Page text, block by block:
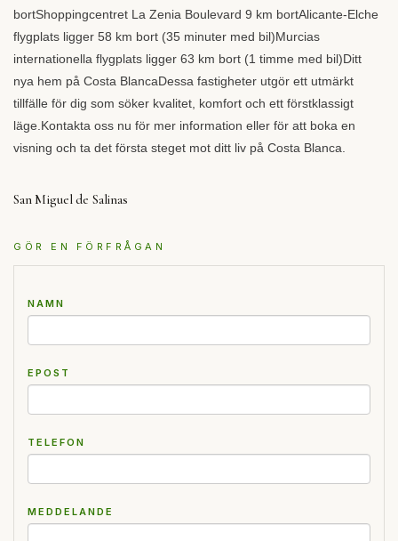
bortShoppingcentret La Zenia Boulevard 9 km bortAlicante-Elche
flygplats ligger 58 km bort (35 minuter med bil)Murcias
internationella flygplats ligger 63 km bort (1 timme med bil)Ditt
nya hem på Costa BlancaDessa fastigheter utgör ett utmärkt
tillfälle för dig som söker kvalitet, komfort och ett förstklassigt
läge.Kontakta oss nu för mer information eller för att boka en
visning och ta det första steget mot ditt liv på Costa Blanca.
San Miguel de Salinas
GÖR EN FÖRFRÅGAN
NAMN
EPOST
TELEFON
MEDDELANDE